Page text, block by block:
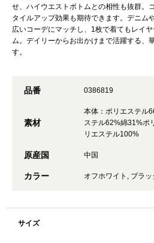
せ、ハイウエストボトムとの相性も抜群。
タイルアップ効果も期待できます。デニム
広いコーデにマッチし、1枚で着てもレイ
ム。デイリーからお出かけまで活躍する、
す。
品番 0386819
素材
本体：ポリエステル
ステル62%綿31%ポ
リエステル100%
原産国 中国
カラー オフホワイト, ブラッ
サイズ